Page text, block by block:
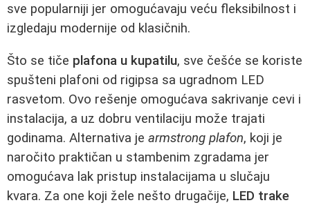
sve popularniji jer omogućavaju veću fleksibilnost i
izgledaju modernije od klasičnih.
Što se tiče plafona u kupatilu, sve češće se koriste
spušteni plafoni od rigipsa sa ugradnom LED
rasvetom. Ovo rešenje omogućava sakrivanje cevi i
instalacija, a uz dobru ventilaciju može trajati
godinama. Alternativa je armstrong plafon, koji je
naročito praktičan u stambenim zgradama jer
omogućava lak pristup instalacijama u slučaju
kvara. Za one koji žele nešto drugačije, LED trake